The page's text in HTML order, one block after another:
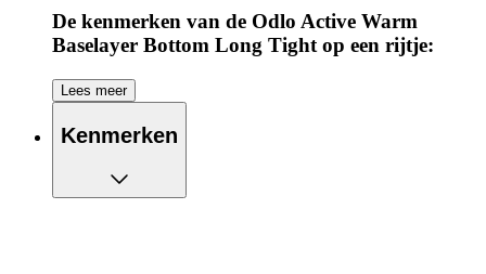
De kenmerken van de Odlo Active Warm
Baselayer Bottom Long Tight op een rijtje:
Kan gebruikt worden als basislaag
Lichte isolatie
ZeroScent-technologie om nare geurtjes snel af te
voeren
Gemaakt van gerecycled polyester
Lees meer
Kenmerken